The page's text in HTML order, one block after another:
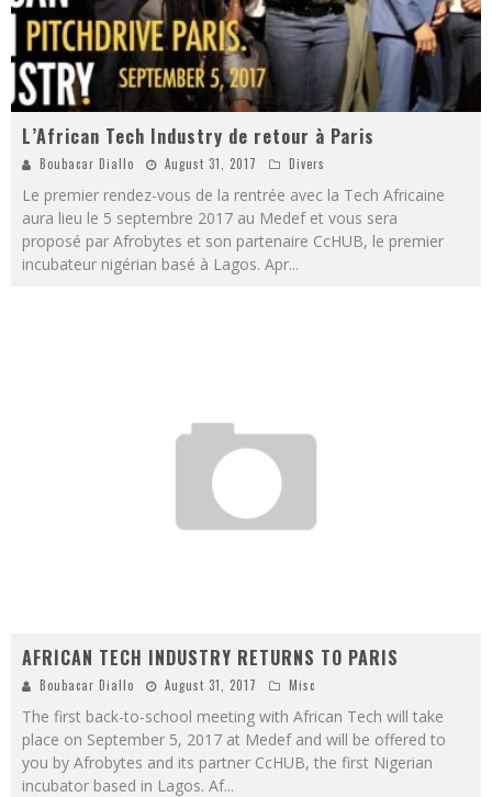
L’African Tech Industry de retour à Paris
Boubacar Diallo August 31, 2017 Divers
Le premier rendez-vous de la rentrée avec la Tech Africaine
aura lieu le 5 septembre 2017 au Medef et vous sera
proposé par Afrobytes et son partenaire CcHUB, le premier
incubateur nigérian basé à Lagos. Apr...
AFRICAN TECH INDUSTRY RETURNS TO PARIS
Boubacar Diallo August 31, 2017 Misc
The first back-to-school meeting with African Tech will take
place on September 5, 2017 at Medef and will be offered to
you by Afrobytes and its partner CcHUB, the first Nigerian
incubator based in Lagos. Af...